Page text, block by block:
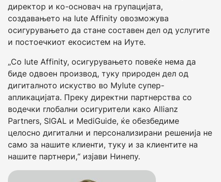
директор и ко-основач на групацијата,
создавањето на Iute Affinity овозможува
осигурувањето да стане составен дел од услугите
и постоечкиот екосистем на Иуте.
„Со Iute Affinity, осигурувањето повеќе нема да
биде одвоен производ, туку природен дел од
дигиталното искуство во MyIute супер-
апликацијата. Преку директни партнерства со
водечки глобални осигурители како Allianz
Partners, SIGAL и MediGuide, ќе обезбедиме
целосно дигитални и персонализирани решенија не
само за нашите клиенти, туку и за клиентите на
нашите партнери,“ изјави Нинепу.